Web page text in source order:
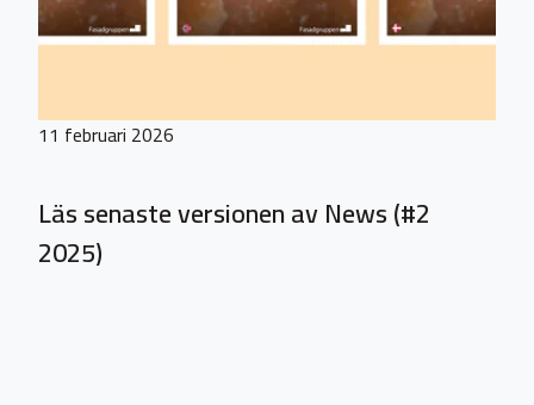
11 februari 2026
Läs senaste versionen av News (#2
2025)